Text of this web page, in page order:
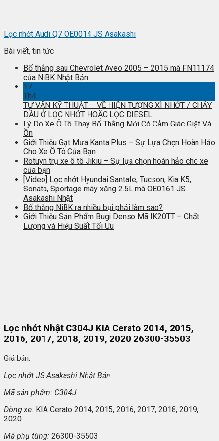
Lọc nhớt Audi Q7 OE0014 JS Asakashi
Bài viết, tin tức
Bố thắng sau Chevrolet Aveo 2005 – 2015 mã FN11174
của NiBK Nhật Bản
17
Th4
TƯ VẤN KỸ THUẬT – VỀ HIỆN TƯỢNG XÌ NHỚT / CHẢY
DẦU Ở LỌC NHỚT HOẶC LỌC DIESEL
Lý Do Xe Ô Tô Thay Bố Thắng Mới Có Cảm Giác Giật Và
Ồn
Giới Thiệu Gạt Mưa Kanta Plus – Sự Lựa Chọn Hoàn Hảo
Cho Xe Ô Tô Của Bạn
Rotuyn trụ xe ô tô Jikiu – Sự lựa chọn hoàn hảo cho xe
của bạn
[Video] Lọc nhớt Hyundai Santafe, Tucson, Kia K5,
Sonata, Sportage máy xăng 2.5L mã OE0161 JS
Asakashi Nhật
Bố thắng NiBK ra nhiều bụi phải làm sao?
Giới Thiệu Sản Phẩm Bugi Denso Mã IK20TT – Chất
Lượng và Hiệu Suất Tối Ưu
Lọc nhớt Nhật C304J KIA Cerato 2014, 2015,
2016, 2017, 2018, 2019, 2020 26300-35503
Giá bán:
Lọc nhớt JS Asakashi Nhật Bản
Mã sản phẩm: C304J
Dòng xe: KIA Cerato 2014, 2015, 2016, 2017, 2018, 2019,
2020
Mã phụ tùng: 26300-35503